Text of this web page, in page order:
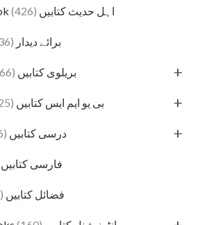
Ahle Hadees Book اہل حدیث کتابیں (426)
Barae Deedar برائے دیدار (136)
Barelvi Books بریلوی کتابیں (666) +
BUMS Books بی یو ایم ایس کتابیں (125) +
Darsi Books درسی کتابیں (926) +
Farsi Books فارسی کتابیں
Fazail Books فضائل کتابیں (20)